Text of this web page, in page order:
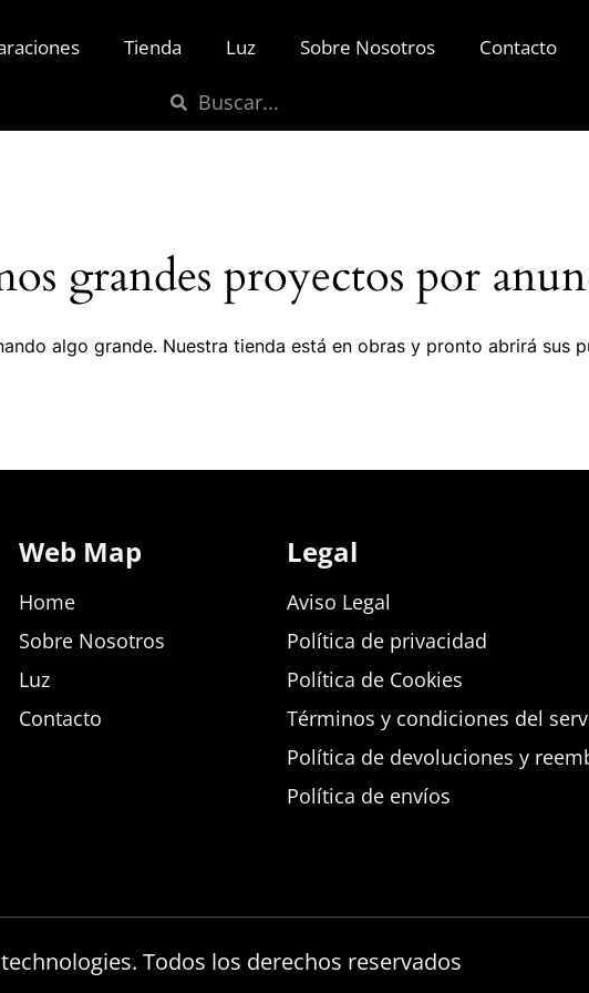
Tienda Luz Sobre Nosotros Contacto
grandes proyectos por
algo grande. Nuestra tienda está en obras y pronto abrirá sus
Web Map
Home
Sobre Nosotros
Luz
Contacto
Legal
Aviso Legal
Política de privacidad
Política de Cookies
Términos y condiciones del
Política de devoluciones y
Política de envíos
Todos los derechos reservados